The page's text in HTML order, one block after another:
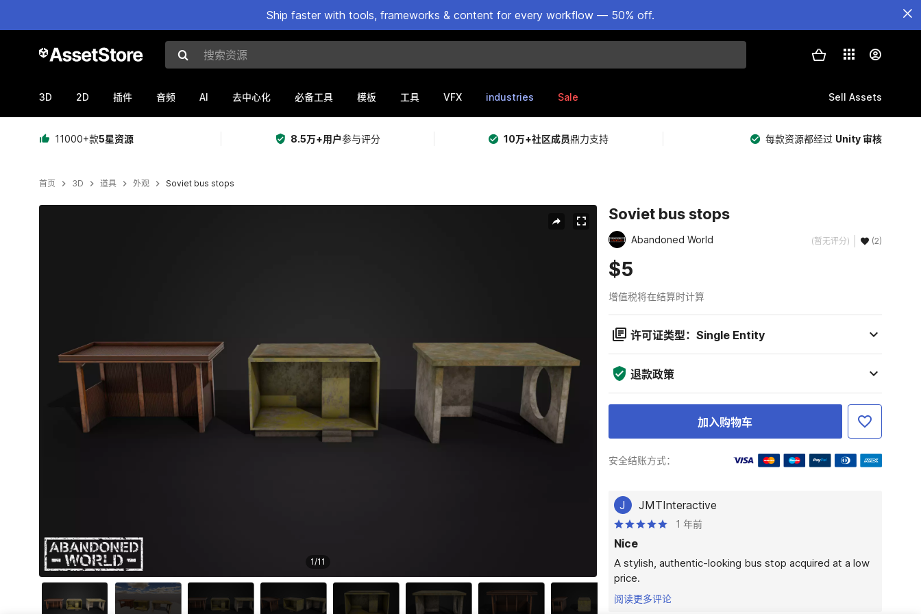
Ship faster with tools, frameworks & content for every workflow — 50% off.
搜索资源
3D 2D 插件 音频 AI 去中心化 必备工具 模板 工具 VFX industries Sale Sell Assets
11000+款5星资源 8.5万+用户参与评分 10万+社区成员鼎力支持 每款资源都经过 Unity 审核
首页 3D 道具 外观 Soviet bus stops
1/11
Soviet bus stops
Abandoned World (暂无评分) (2)
$5
增值税将在结算时计算
许可证类型：Single Entity
退款政策
加入购物车
安全结账方式：
J JMTInteractive
1 年前
Nice
A stylish, authentic-looking bus stop acquired at a low
price.
阅读更多评论